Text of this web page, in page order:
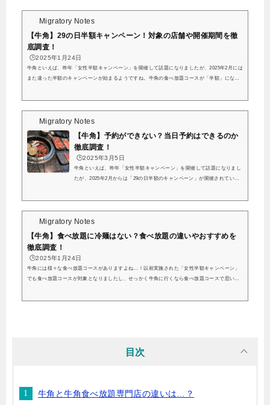
Migratory Notes
【牛角】29の日半額キャンペーン！対象の店舗や開催期間を徹
底調査！
🕒️2025年1月24日
牛角といえば、昨年「女性半額キャンペーン」を開催して話題になりましたが、2025年2月には
また違った半額のキャンペーンが始まるようですね。牛角の食べ放題コースが「半額」になる
うなキャンペーンになるのでしょうか？こちらの記事では、2025年2月に実施される...
Migratory Notes
【牛角】予約ができない？当日予約はできるのか
徹底調査！
🕒️2025年3月5日
牛角といえば、昨年「女性半額キャンペーン」を開催して話題になりまし
たが、2025年2月からは「29の日半額のキャンペーン」が開催されている
ぜひ参考にしてみてくださいね。また、牛角や牛角食べ放題専門店で人気
さい。牛角は予約なしでも大丈夫？結論...
Migratory Notes
【牛角】食べ放題に冷麺はない？食べ放題の違いやおすすめを
徹底調査！
🕒️2025年1月24日
牛角には様々な食べ放題コースがありますよね…！以前実施された「女性半額キャンペーン」
でも食べ放題コースが対象となりましたし、せっかく牛角に行くなら食べ放題コースで思いっ
目次
牛角と牛角食べ放題専門店の違いは…？